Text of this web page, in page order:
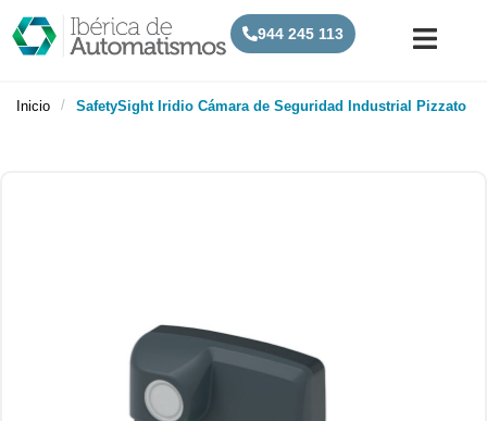
944 245 113
Inicio / SafetySight Iridio Cámara de Seguridad Industrial Pizzato